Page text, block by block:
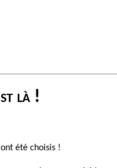
là !
été choisis !